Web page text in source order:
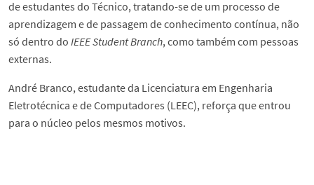
de estudantes do Técnico, tratando-se de um processo de
aprendizagem e de passagem de conhecimento contínua, não
só dentro do IEEE Student Branch, como também com pessoas
externas.
André Branco, estudante da Licenciatura em Engenharia
Eletrotécnica e de Computadores (LEEC), reforça que entrou
para o núcleo pelos mesmos motivos.